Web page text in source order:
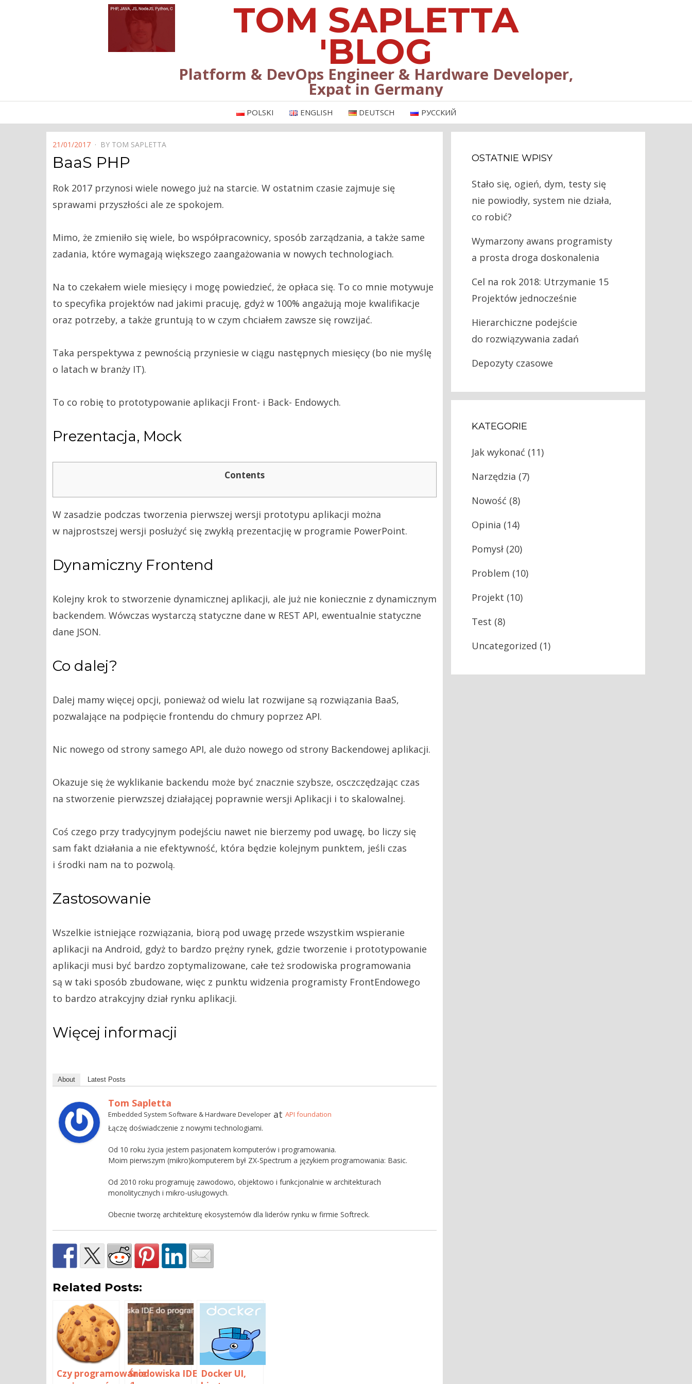
TOM SAPLETTA
'BLOG
Platform & DevOps Engineer & Hardware Developer,
Expat in Germany
POLSKI ENGLISH DEUTSCH РУССКИЙ
POSTED
ON
21/01/2017 BY TOM SAPLETTA
BaaS PHP
Rok 2017 przynosi wiele nowego już na starcie. W ostatnim czasie zajmuje się
sprawami przyszłości ale ze spokojem.
Mimo, że zmieniło się wiele, bo współpracownicy, sposób zarządzania, a także same
zadania, które wymagają większego zaangażowania w nowych technologiach.
Na to czekałem wiele miesięcy i mogę powiedzieć, że opłaca się. To co mnie motywuje
to specyfika projektów nad jakimi pracuję, gdyż w 100% angażują moje kwalifikacje
oraz potrzeby, a także gruntują to w czym chciałem zawsze się rowzijać.
Taka perspektywa z pewnością przyniesie w ciągu następnych miesięcy (bo nie myślę
o latach w branży IT).
To co robię to prototypowanie aplikacji Front- i Back- Endowych.
Prezentacja, Mock
Contents
W zasadzie podczas tworzenia pierwszej wersji prototypu aplikacji można
w najprostszej wersji posłużyć się zwykłą prezentacjię w programie PowerPoint.
Dynamiczny Frontend
Kolejny krok to stworzenie dynamicznej aplikacji, ale już nie koniecznie z dynamicznym
backendem. Wówczas wystarczą statyczne dane w REST API, ewentualnie statyczne
dane JSON.
Co dalej?
Dalej mamy więcej opcji, ponieważ od wielu lat rozwijane są rozwiązania BaaS,
pozwalające na podpięcie frontendu do chmury poprzez API.
Nic nowego od strony samego API, ale dużo nowego od strony Backendowej aplikacji.
Okazuje się że wyklikanie backendu może być znacznie szybsze, osczczędzając czas
na stworzenie pierwzszej działającej poprawnie wersji Aplikacji i to skalowalnej.
Coś czego przy tradycyjnym podejściu nawet nie bierzemy pod uwagę, bo liczy się
sam fakt działania a nie efektywność, która będzie kolejnym punktem, jeśli czas
i środki nam na to pozwolą.
Zastosowanie
Wszelkie istniejące rozwiązania, biorą pod uwagę przede wszystkim wspieranie
aplikacji na Android, gdyż to bardzo prężny rynek, gdzie tworzenie i prototypowanie
aplikacji musi być bardzo zoptymalizowane, całe też srodowiska programowania
są w taki sposób zbudowane, więc z punktu widzenia programisty FrontEndowego
to bardzo atrakcyjny dział rynku aplikacji.
Więcej informacji
About Latest Posts
Tom Sapletta
Embedded System Software & Hardware Developerat API foundation
Łączę doświadczenie z nowymi technologiami.
Od 10 roku życia jestem pasjonatem komputerów i programowania.
Moim pierwszym (mikro)komputerem był ZX-Spectrum a językiem programowania: Basic.
Od 2010 roku programuję zawodowo, objektowo i funkcjonalnie w architekturach
monolitycznych i mikro-usługowych.
Obecnie tworzę architekturę ekosystemów dla liderów rynku w firmie Softreck.
Related Posts:
Czy programowanieŚrodowiska IDE Docker UI,
OSTATNIE WPISY
Stało się, ogień, dym, testy się
nie powiodły, system nie działa,
co robić?
Wymarzony awans programisty
a prosta droga doskonalenia
Cel na rok 2018: Utrzymanie 15
Projektów jednocześnie
Hierarchiczne podejście
do rozwiązywania zadań
Depozyty czasowe
KATEGORIE
Jak wykonać (11)
Narzędzia (7)
Nowość (8)
Opinia (14)
Pomysł (20)
Problem (10)
Projekt (10)
Test (8)
Uncategorized (1)